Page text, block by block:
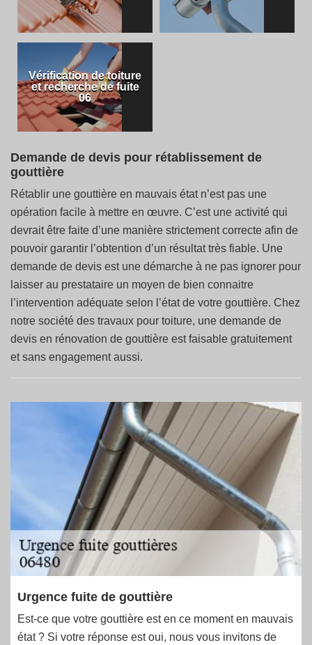
Vérification de toiture
et recherche de fuite
06
Demande de devis pour rétablissement de
gouttière
Rétablir une gouttière en mauvais état n’est pas une
opération facile à mettre en œuvre. C’est une activité qui
devrait être faite d’une manière strictement correcte afin de
pouvoir garantir l’obtention d’un résultat très fiable. Une
demande de devis est une démarche à ne pas ignorer pour
laisser au prestataire un moyen de bien connaitre
l’intervention adéquate selon l’état de votre gouttière. Chez
notre société des travaux pour toiture, une demande de
devis en rénovation de gouttière est faisable gratuitement
et sans engagement aussi.
Urgence fuite de gouttière
Est-ce que votre gouttière est en ce moment en mauvais
état ? Si votre réponse est oui, nous vous invitons de